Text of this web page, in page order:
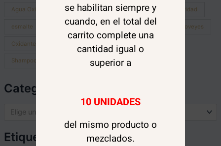
Agua Oxigenada Bigudíes crema epecial navidad
esmalte especial navidad Flora imagi loveyes
Oxidante Peróxido
Shampoo tratamiento
Categorías del producto
Elige una categoría
Etiquetas del producto
se habilitan siempre y
cuando, en el total del
carrito complete una
cantidad igual o
superior a
10 UNIDADES
del mismo producto o
mezclados.